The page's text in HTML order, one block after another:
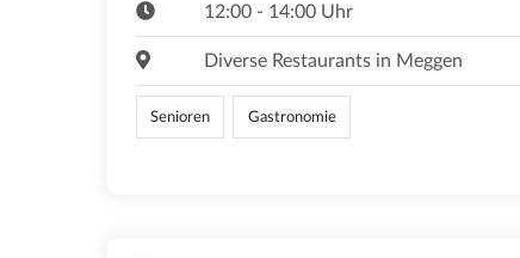
12:00 - 14:00 Uhr
Diverse Restaurants in Meggen
Senioren Gastronomie